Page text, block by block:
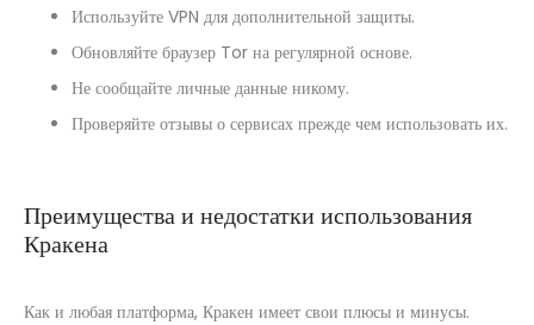
Используйте VPN для дополнительной защиты.
Обновляйте браузер Tor на регулярной основе.
Не сообщайте личные данные никому.
Проверяйте отзывы о сервисах прежде чем использовать их.
Преимущества и недостатки использования
Кракена
Как и любая платформа, Кракен имеет свои плюсы и минусы.